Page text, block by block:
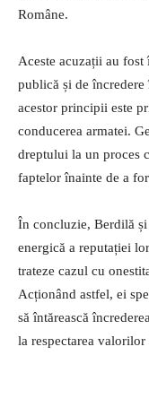
Române.
Aceste acuzații au
publică și de
acestor principii este
conducerea armatei.
dreptului la un proces
faptelor înainte de a
În concluzie, Berdilă
energică a reputației
trateze cazul cu
Acționând astfel, ei
să întărească
la respectarea